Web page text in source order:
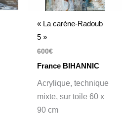
« La carène-Radoub
5 »
600€
France BIHANNIC
Acrylique, technique
mixte, sur toile 60 x
90 cm